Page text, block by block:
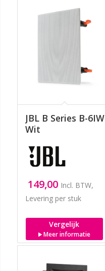
JBL B Series B-6IW
Wit
149,00 Incl. BTW,
Levering per stuk
Vergelijk
Meer informatie